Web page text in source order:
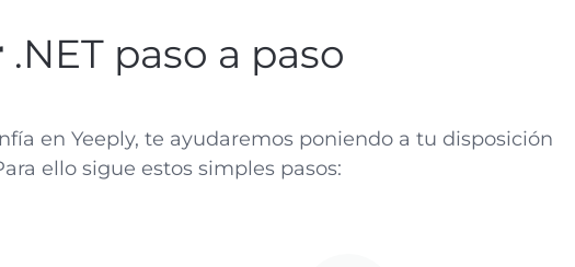
.NET paso a paso
en Yeeply, te ayudaremos poniendo a tu disposición
ello sigue estos simples pasos: